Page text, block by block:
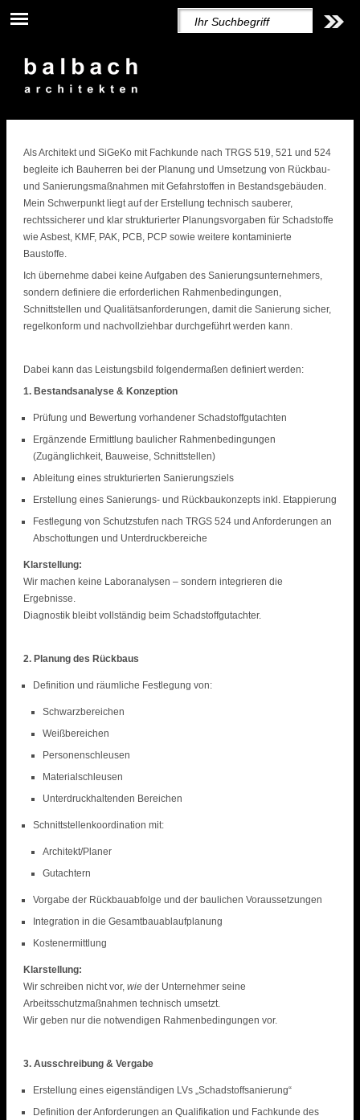
Als Architekt und SiGeKo mit Fachkunde nach TRGS 519, 521 und 524
begleite ich Bauherren bei der Planung und Umsetzung von Rückbau-
und Sanierungsmaßnahmen mit Gefahrstoffen in Bestandsgebäuden.
Mein Schwerpunkt liegt auf der Erstellung technisch sauberer,
rechtssicherer und klar strukturierter Planungsvorgaben für Schadstoffe
wie Asbest, KMF, PAK, PCB, PCP sowie weitere kontaminierte
Baustoffe.
Ich übernehme dabei keine Aufgaben des Sanierungsunternehmers,
sondern definiere die erforderlichen Rahmenbedingungen,
Schnittstellen und Qualitätsanforderungen, damit die Sanierung sicher,
regelkonform und nachvollziehbar durchgeführt werden kann.
Dabei kann das Leistungsbild folgendermaßen definiert werden:
1. Bestandsanalyse & Konzeption
Prüfung und Bewertung vorhandener Schadstoffgutachten
Ergänzende Ermittlung baulicher Rahmenbedingungen
(Zugänglichkeit, Bauweise, Schnittstellen)
Ableitung eines strukturierten Sanierungsziels
Erstellung eines Sanierungs- und Rückbaukonzepts inkl. Etappierung
Festlegung von Schutzstufen nach TRGS 524 und Anforderungen an
Abschottungen und Unterdruckbereiche
Klarstellung:
Wir machen keine Laboranalysen – sondern integrieren die
Ergebnisse.
Diagnostik bleibt vollständig beim Schadstoffgutachter.
2. Planung des Rückbaus
Definition und räumliche Festlegung von:
Schwarzbereichen
Weißbereichen
Personenschleusen
Materialschleusen
Unterdruckhaltenden Bereichen
Schnittstellenkoordination mit:
Architekt/Planer
Gutachtern
Vorgabe der Rückbauabfolge und der baulichen Voraussetzungen
Integration in die Gesamtbauablaufplanung
Kostenermittlung
Klarstellung:
Wir schreiben nicht vor, wieder Unternehmer seine
Arbeitsschutzmaßnahmen technisch umsetzt.
Wir geben nur die notwendigen Rahmenbedingungen vor.
3. Ausschreibung & Vergabe
Erstellung eines eigenständigen LVs „Schadstoffsanierung“
Definition der Anforderungen an Qualifikation und Fachkunde des